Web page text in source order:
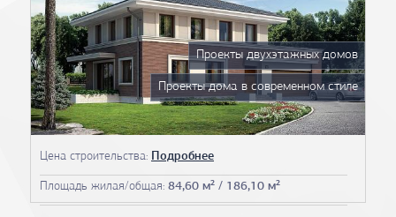
Цена строительства: Подробнее
Площадь жилая/общая: 84,60 м² / 186,10 м²
Проекты двухэтажных домов
Проекты дома в современном стиле